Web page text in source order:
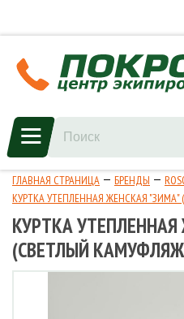
ГЛАВНАЯ СТРАНИЦА БРЕНДЫ
КУРТКА УТЕПЛЕННАЯ ЖЕНСКАЯ
КУРТКА
(СВЕТЛЫЙ